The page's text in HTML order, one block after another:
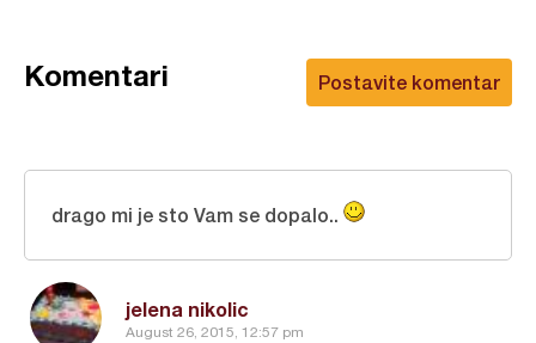
Postavite komentar
Komentari
jelena nikolic
August 26, 2015, 12:57 pm
drago mi je sto Vam se dopalo..